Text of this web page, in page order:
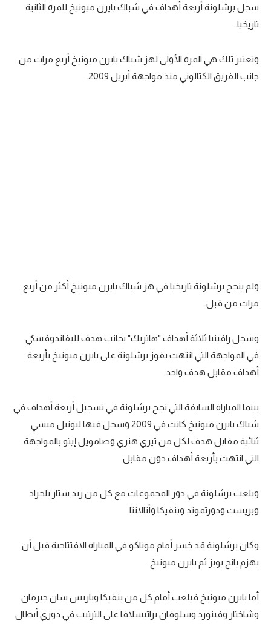
سجل برشلونة أربعة أهداف في شباك بايرن ميونيخ للمرة الثانية
تاريخيا.
وتعتبر تلك هي المرة الأولى لهز شباك بايرن ميونيخ أربع مرات من
جانب الفريق الكتالوني منذ مواجهة أبريل 2009.
ولم ينجح برشلونة تاريخيا في هز شباك بايرن ميونيخ أكثر من أربع
مرات من قبل.
وسجل رافينيا ثلاثة أهداف "هاتريك" بجانب هدف لليفاندوفسكي
في المواجهة التي انتهت بفوز برشلونة على بايرن ميونيخ بأربعة
أهداف مقابل هدف واحد.
بينما المباراة السابقة التي نجح برشلونة في تسجيل أربعة أهداف في
شباك بايرن ميونيخ كانت في 2009 وسجل فيها ليونيل ميسي
ثنائية مقابل هدف لكل من تيري هنري وصامويل إيتو بالمواجهة
التي انتهت بأربعة أهداف دون مقابل.
ويلعب برشلونة في دور المجموعات مع كل من ريد ستار بلجراد
وبريست ودورتموند وبنفيكا وأتالانتا.
وكان برشلونة قد خسر أمام موناكو في المباراة الافتتاحية قبل أن
يهزم يانج بويز ثم بايرن ميونيخ.
أما بايرن ميونيخ فيلعب أمام كل من بنفيكا وباريس سان جيرمان
وشاختار وفينورد وسلوفان براتيسلافا على الترتيب في دوري أبطال